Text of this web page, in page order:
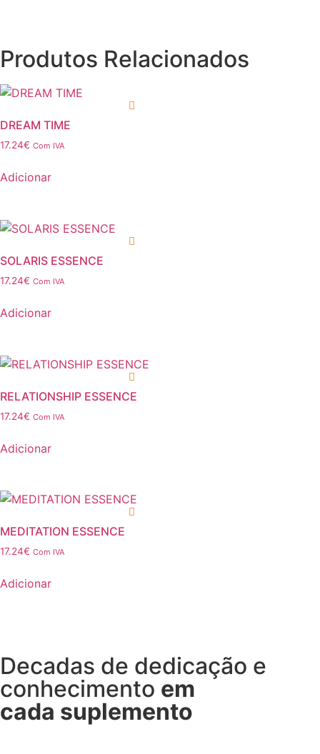
Produtos Relacionados
DREAM TIME
17.24€ Com IVA
Adicionar
SOLARIS ESSENCE
17.24€ Com IVA
Adicionar
RELATIONSHIP ESSENCE
17.24€ Com IVA
Adicionar
MEDITATION ESSENCE
17.24€ Com IVA
Adicionar
Decadas de dedicação e
conhecimento em
cada suplemento